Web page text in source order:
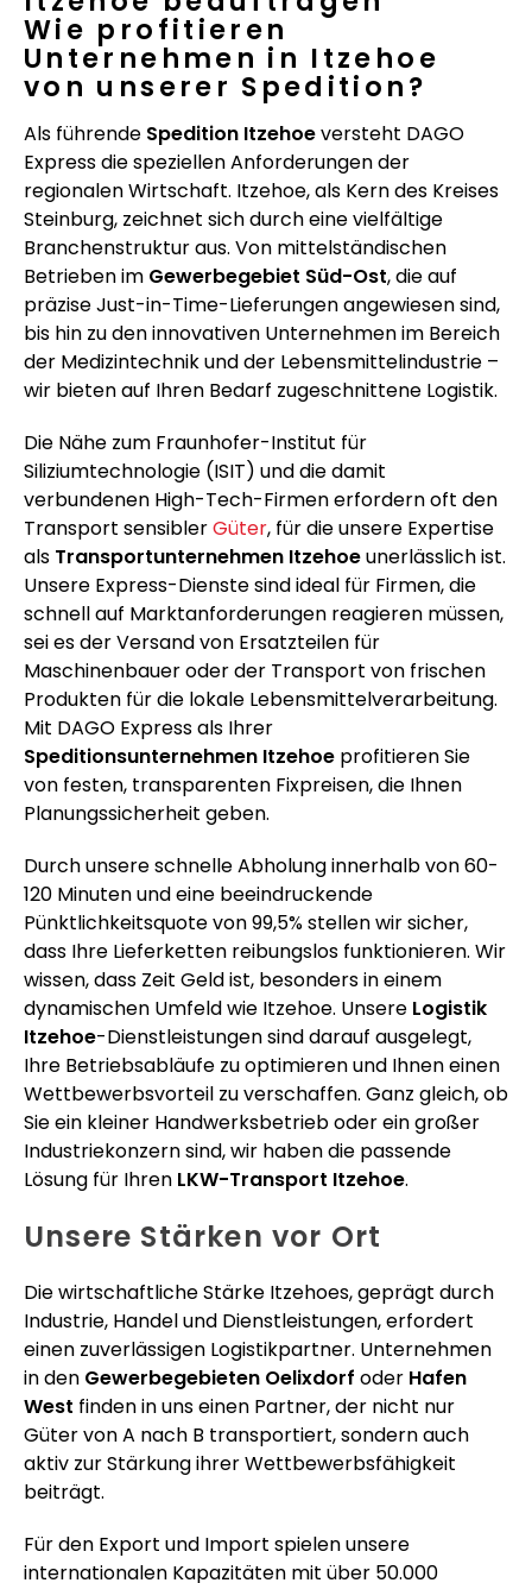
Wie profitieren
Unternehmen in Itzehoe
von unserer Spedition?
Als führende Spedition Itzehoeversteht DAGO
Express die speziellen Anforderungen der
regionalen Wirtschaft. Itzehoe, als Kern des Kreises
Steinburg, zeichnet sich durch eine vielfältige
Branchenstruktur aus. Von mittelständischen
Betrieben im Gewerbegebiet Süd-Ost, die auf
präzise Just-in-Time-Lieferungen angewiesen sind,
bis hin zu den innovativen Unternehmen im Bereich
der Medizintechnik und der Lebensmittelindustrie –
wir bieten auf Ihren Bedarf zugeschnittene Logistik.
Die Nähe zum Fraunhofer-Institut für
Siliziumtechnologie (ISIT) und die damit
verbundenen High-Tech-Firmen erfordern oft den
Transport sensiblerGüter, für die unsere Expertise
als Transportunternehmen Itzehoeunerlässlich ist.
Unsere Express-Dienste sind ideal für Firmen, die
schnell auf Marktanforderungen reagieren müssen,
sei es der Versand von Ersatzteilen für
Maschinenbauer oder der Transport von frischen
Produkten für die lokale Lebensmittelverarbeitung.
Mit DAGO Express als Ihrer
Speditionsunternehmen Itzehoe profitieren Sie
von festen, transparenten Fixpreisen, die Ihnen
Planungssicherheit geben.
Durch unsere schnelle Abholung innerhalb von 60-
120 Minuten und eine beeindruckende
Pünktlichkeitsquote von 99,5% stellen wir sicher,
dass Ihre Lieferketten reibungslos funktionieren. Wir
wissen, dass Zeit Geld ist, besonders in einem
dynamischen Umfeld wie Itzehoe. Unsere Logistik
Itzehoe-Dienstleistungen sind darauf ausgelegt,
Ihre Betriebsabläufe zu optimieren und Ihnen einen
Wettbewerbsvorteil zu verschaffen. Ganz gleich, ob
Sie ein kleiner Handwerksbetrieb oder ein großer
Industriekonzern sind, wir haben die passende
Lösung für Ihren LKW-Transport Itzehoe.
Unsere Stärken vor Ort
Die wirtschaftliche Stärke Itzehoes, geprägt durch
Industrie, Handel und Dienstleistungen, erfordert
einen zuverlässigen Logistikpartner. Unternehmen
in den Gewerbegebieten Oelixdorf oder Hafen
West finden in uns einen Partner, der nicht nur
Güter von A nach B transportiert, sondern auch
aktiv zur Stärkung ihrer Wettbewerbsfähigkeit
beiträgt.
Für den Export und Import spielen unsere
internationalen Kapazitäten mit über 50.000